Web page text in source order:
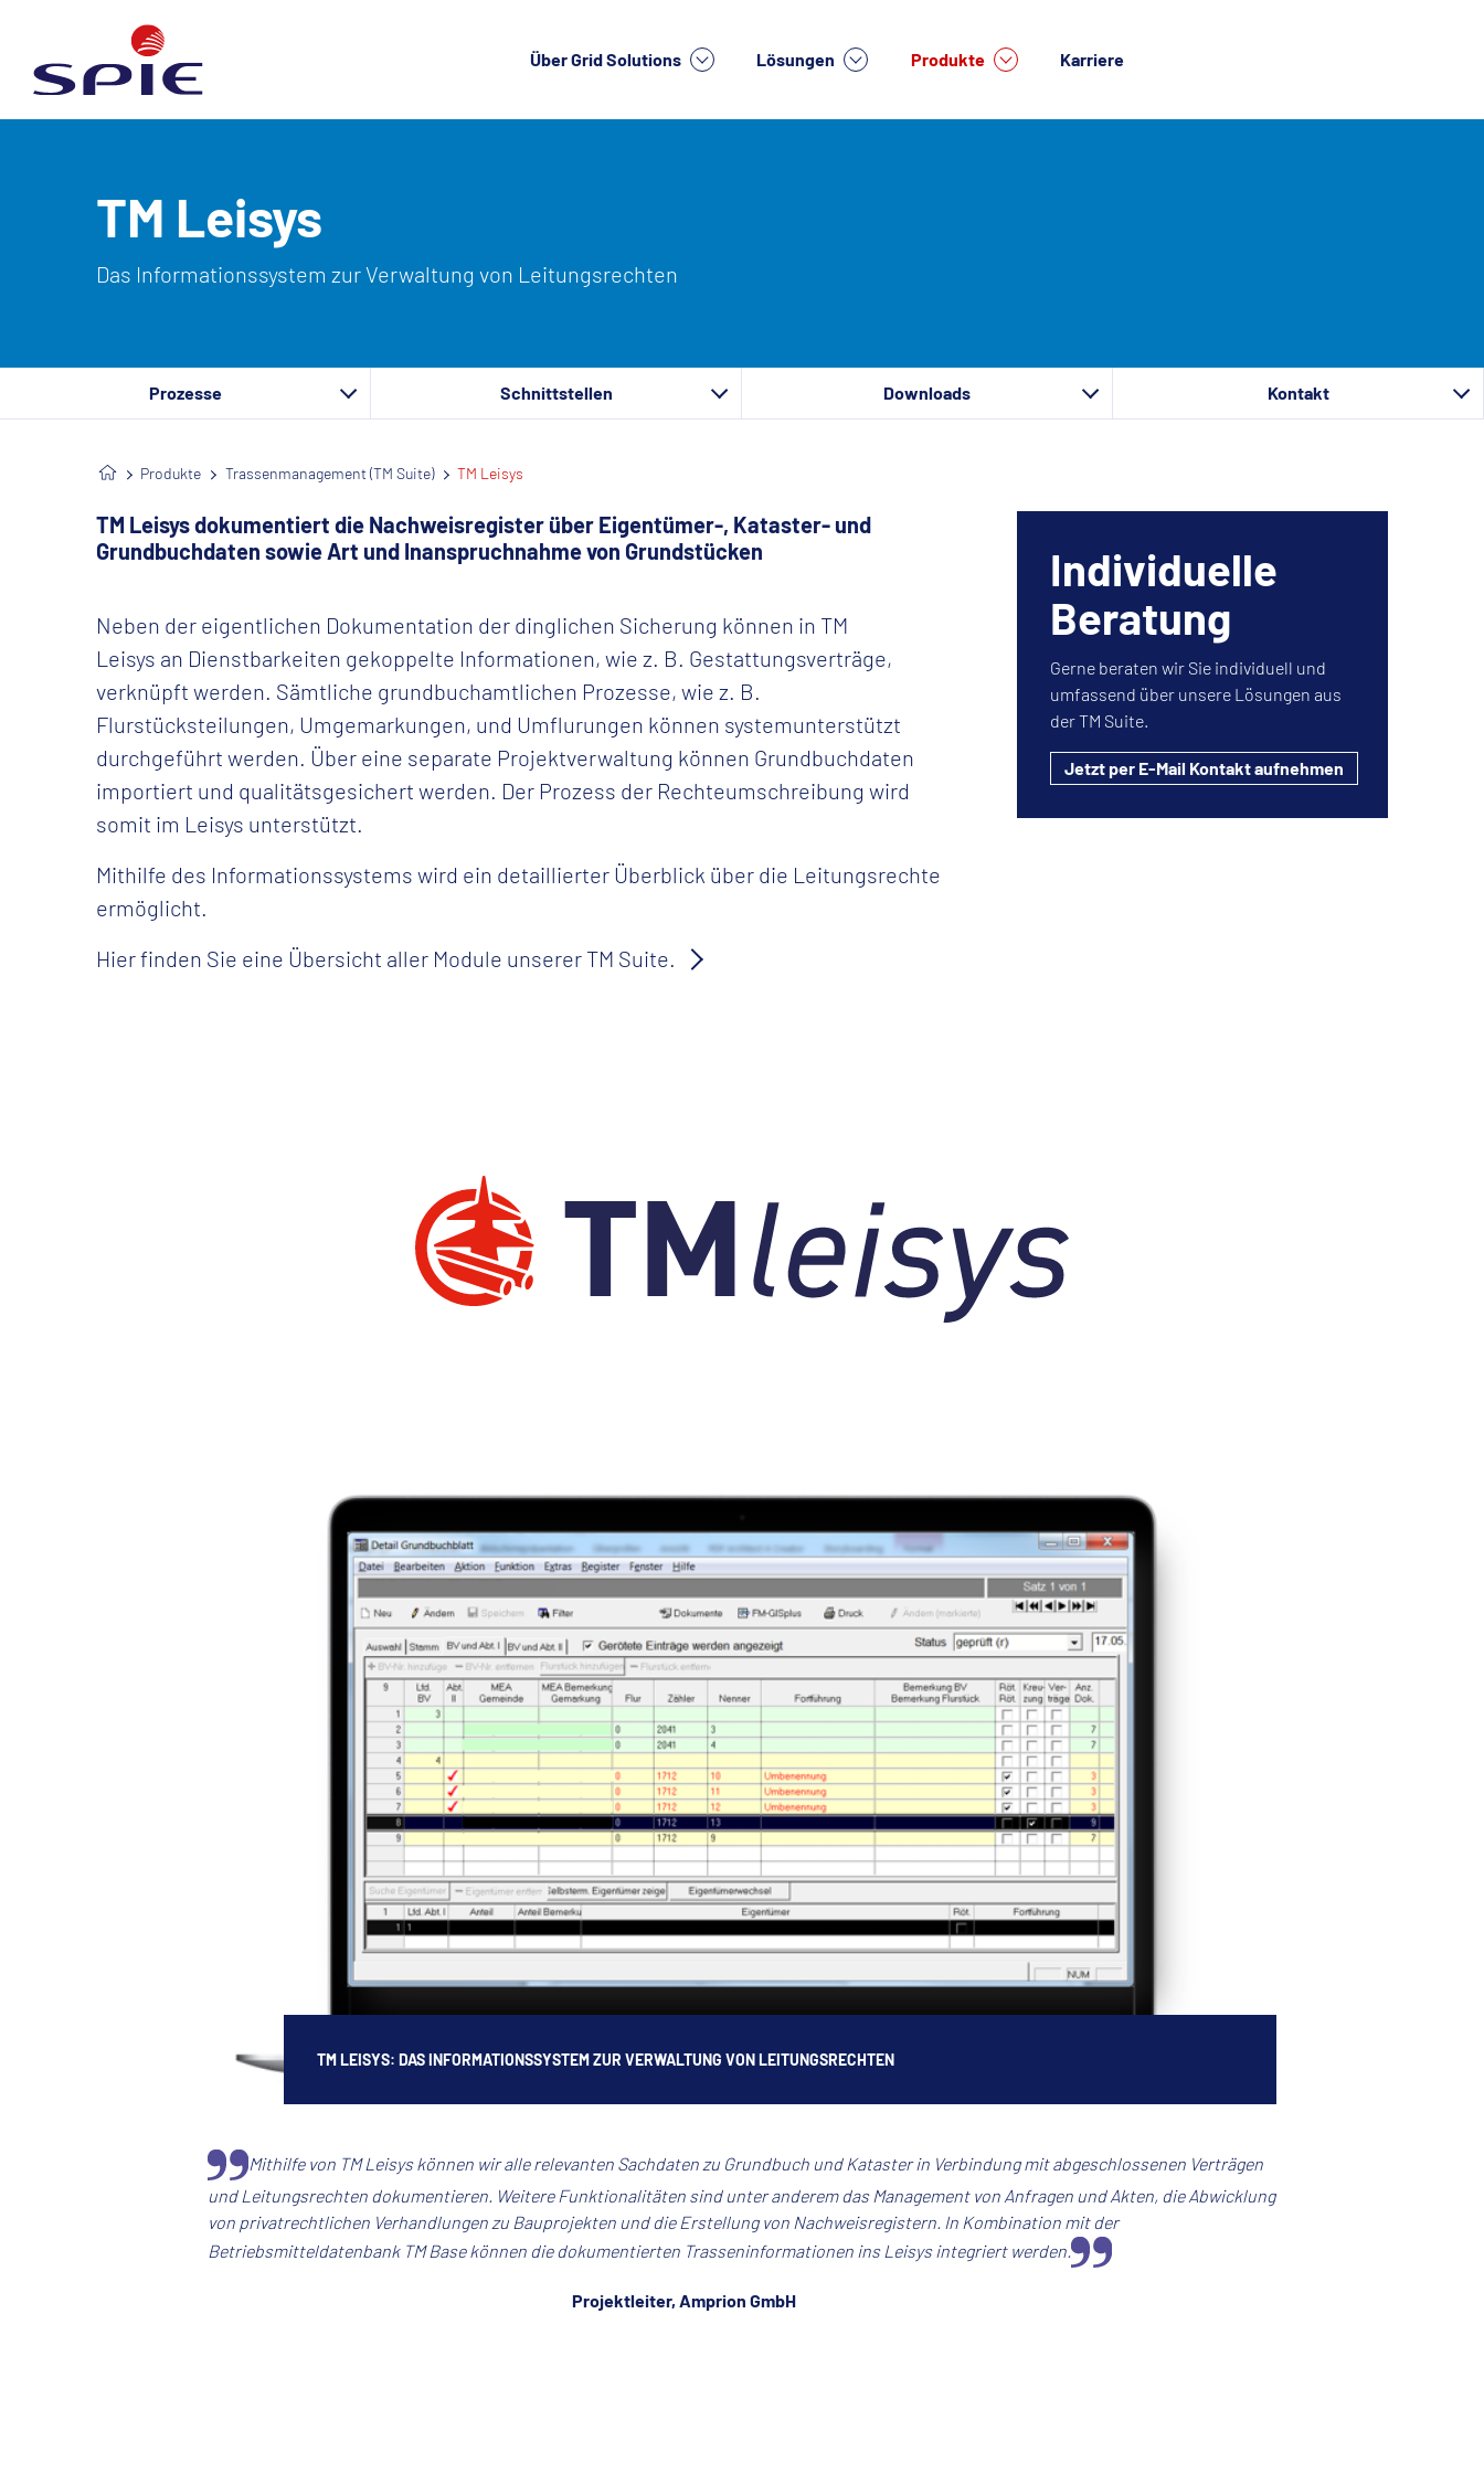
Über Grid Solutions Lösungen Produkte Karriere
TM Leisys
Das Informationssystem zur Verwaltung von Leitungsrechten
Prozesse Schnittstellen Downloads Kontakt
Produkte Trassenmanagement (TM Suite) TM Leisys
TM Leisys dokumentiert die Nachweisregister über Eigentümer-, Kataster- und
Grundbuchdaten sowie Art und Inanspruchnahme von Grundstücken
Neben der eigentlichen Dokumentation der dinglichen Sicherung können in TM
Leisys an Dienstbarkeiten gekoppelte Informationen, wie z. B. Gestattungsverträge,
verknüpft werden. Sämtliche grundbuchamtlichen Prozesse, wie z. B.
Flurstücksteilungen, Umgemarkungen, und Umflurungen können systemunterstützt
durchgeführt werden. Über eine separate Projektverwaltung können Grundbuchdaten
importiert und qualitätsgesichert werden. Der Prozess der Rechteumschreibung wird
somit im Leisys unterstützt.
Mithilfe des Informationssystems wird ein detaillierter Überblick über die Leitungsrechte
ermöglicht.
Hier finden Sie eine Übersicht aller Module unserer TM Suite.
Individuelle
Beratung
Gerne beraten wir Sie individuell und
umfassend über unsere Lösungen aus
der TM Suite.
Jetzt per E-Mail Kontakt aufnehmen
TM LEISYS: DAS INFORMATIONSSYSTEM ZUR VERWALTUNG VON LEITUNGSRECHTEN
Mithilfe von TM Leisyskönnen wir alle relevanten Sachdaten zu Grundbuch und Kataster in Verbindung mit abgeschlossenen Verträgen
und Leitungsrechten dokumentieren. Weitere Funktionalitäten sind unter anderem das Management von Anfragen und Akten, die Abwicklung
von privatrechtlichen Verhandlungen zu Bauprojekten und die Erstellung von Nachweisregistern. In Kombination mit der
Betriebsmitteldatenbank TM Base können die dokumentierten Trasseninformationen ins Leisys integriert werden.
Projektleiter, Amprion GmbH